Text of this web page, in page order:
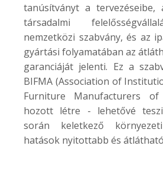
tanúsítványt a
társadalmi
nemzetközi szabvány, és az
gyártási folyamatában az
garanciáját jelenti. Ez a
BIFMA (Association of
Furniture Manufacturers
hozott létre - lehetővé
során keletkező
hatások nyitottabb és